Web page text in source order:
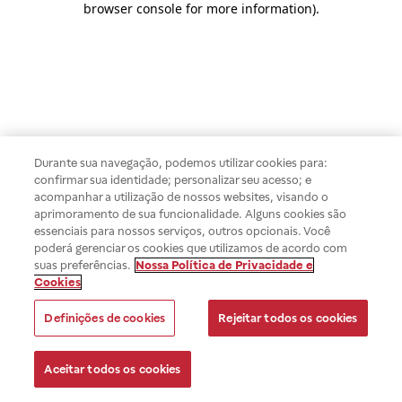
browser console for more information).
Durante sua navegação, podemos utilizar cookies para:
confirmar sua identidade; personalizar seu acesso; e
acompanhar a utilização de nossos websites, visando o
aprimoramento de sua funcionalidade. Alguns cookies são
essenciais para nossos serviços, outros opcionais. Você
poderá gerenciar os cookies que utilizamos de acordo com
suas preferências. Nossa Política de Privacidade e
Cookies
Definições de cookies Rejeitar todos os cookies
Aceitar todos os cookies